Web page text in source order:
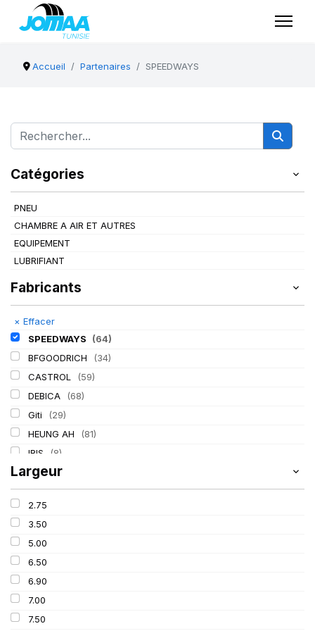
Accueil Partenaires SPEEDWAYS
Catégories
PNEU
CHAMBRE A AIR ET AUTRES
EQUIPEMENT
LUBRIFIANT
Fabricants
× Effacer
SPEEDWAYS
(64)
BFGOODRICH
(34)
CASTROL
(59)
DEBICA
(68)
Giti
(29)
HEUNG AH
(81)
IRIS
(8)
ITALMATIC
KLEBER (116)
LASSA
LING LONG
MICHELIN
MITAS
Mondolfo ferro
PIRELLI
PROMETEON
Largeur
2.75
3.50
5.00
6.50
6.90
7.00
7.50